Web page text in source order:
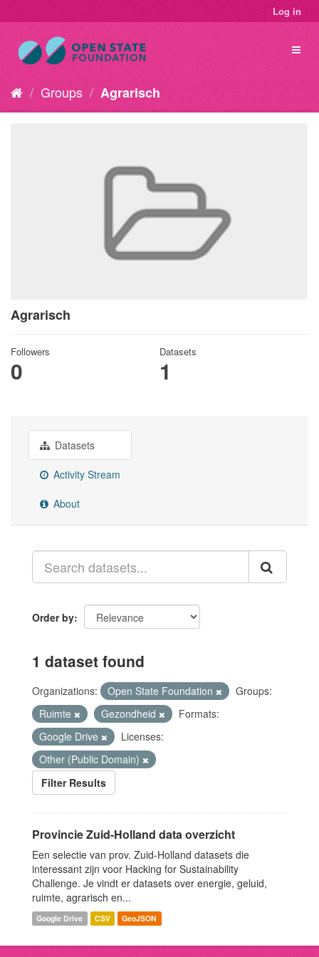
Log in
Groups Agrarisch
Agrarisch
Followers
0
Datasets
1
Datasets
Activity Stream
About
Order by
1 dataset found
Organizations: Open State Foundation
Groups:
Ruimte
Gezondheid
Formats:
Google Drive
Licenses:
Other (Public Domain)
Filter Results
Provincie Zuid-Holland data overzicht
Een selectie van prov. Zuid-Holland datasets die
interessant zijn voor Hacking for Sustainability
Challenge. Je vindt er datasets over energie, geluid,
ruimte, agrarisch en...
Google Drive CSV GeoJSON